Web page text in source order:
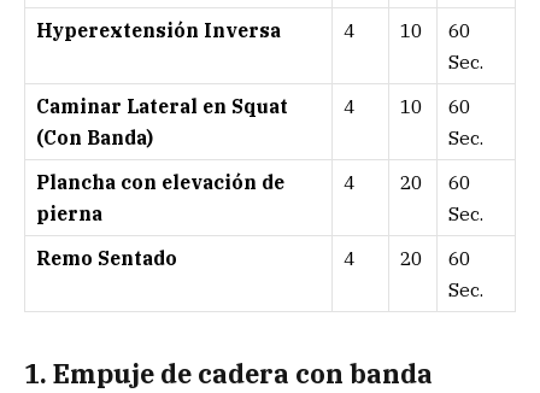
Hyperextensión Inversa
4 10
60
Sec.
Caminar Lateral en Squat
(Con Banda)
4 10
60
Sec.
Plancha con elevación de
pierna
4 20
60
Sec.
Remo Sentado
4 20
60
Sec.
1. Empuje de cadera con banda